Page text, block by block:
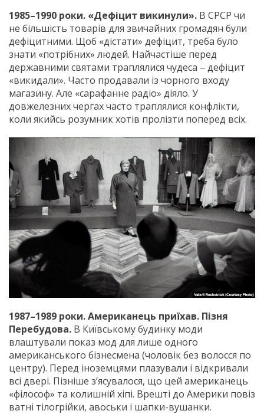
1985–1990 роки. «Дефіцит викинули». В СРСР чи
не більшість товарів для звичайних громадян були
дефіцитними. Щоб «дістати» дефіцит, треба було
знати «потрібних» людей. Найчастіше перед
державними святами траплялися чудеса ‒ дефіцит
«викидали». Часто продавали із чорного входу
магазину. Але «сарафанне радіо» діяло. У
довжелезних чергах часто траплялися конфлікти,
коли якийсь розумник хотів пролізти поперед всіх.
1987–1989 роки. Американець приїхав. Пізня
Перебудова. В Київському будинку моди
влаштували показ мод для лише одного
американського бізнесмена (чоловік без волосся по
центру). Перед іноземцями плазували і відкривали
всі двері. Пізніше з’ясувалося, що цей американець
«філософ» та колишній хіпі. Врешті до Америки повіз
ватні тілогрійки, авоськи і шапки-вушанки.